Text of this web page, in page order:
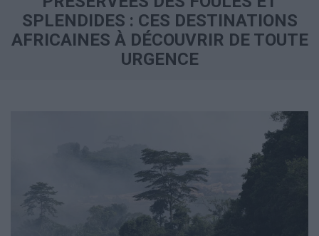
SPLENDIDES : CES DESTINATIONS
AFRICAINES À DÉCOUVRIR DE TOUTE
URGENCE